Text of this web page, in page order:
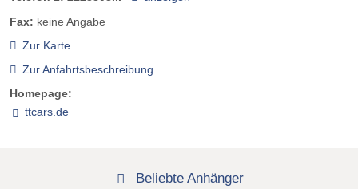
Fax: keine Angabe
Zur Karte
Zur Anfahrtsbeschreibung
Homepage:
ttcars.de
Beliebte Anhänger